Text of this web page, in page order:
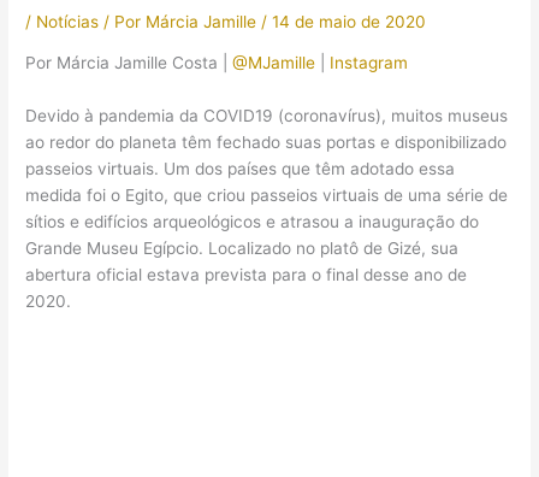
/ Notícias / Por Márcia Jamille /14 de maio de 2020
Por Márcia Jamille Costa |@MJamille Instagram
Devido à pandemia da COVID19 (coronavírus), muitos museus
ao redor do planeta têm fechado suas portas e disponibilizado
passeios virtuais. Um dos países que têm adotado essa
medida foi o Egito, que criou passeios virtuais de uma série de
sítios e edifícios arqueológicos e atrasou a inauguração do
Grande Museu Egípcio. Localizado no platô de Gizé, sua
abertura oficial estava prevista para o final desse ano de
2020.